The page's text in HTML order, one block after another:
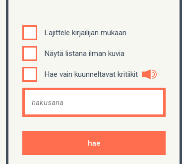
Lajittele kirjailijan mukaan
Näytä listana ilman kuvia
Hae vain kuunneltavat kritiikit